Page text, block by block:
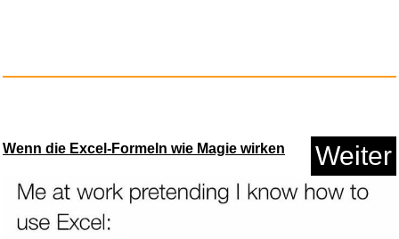
Wenn die Excel-Formeln wie Magie wirken Weiter